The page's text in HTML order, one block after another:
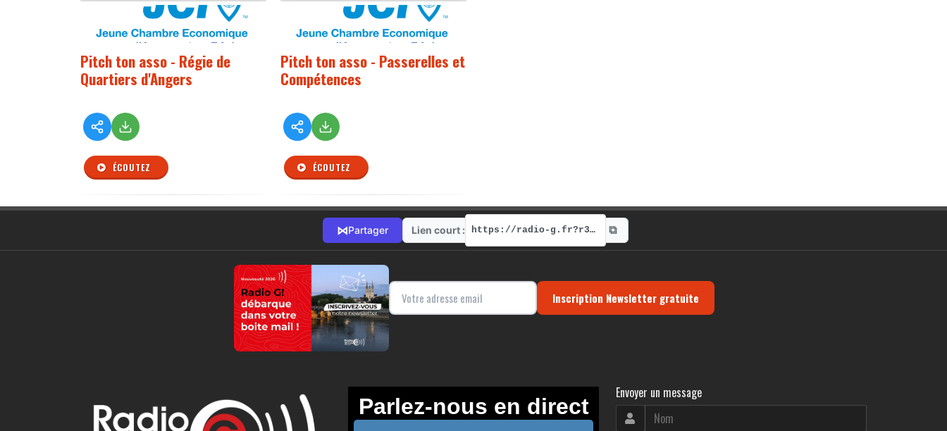
Pitch ton asso - Régie de
Quartiers d'Angers
ÉCOUTEZ
Pitch ton asso - Passerelles et
Compétences
ÉCOUTEZ
⋈Partager Lien court : https://radio-g.fr?r312 ⧉
Inscription Newsletter gratuite
Envoyer un message